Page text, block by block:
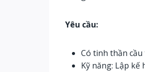
Yêu cầu:
Có tinh thần
Kỹ năng: Lập